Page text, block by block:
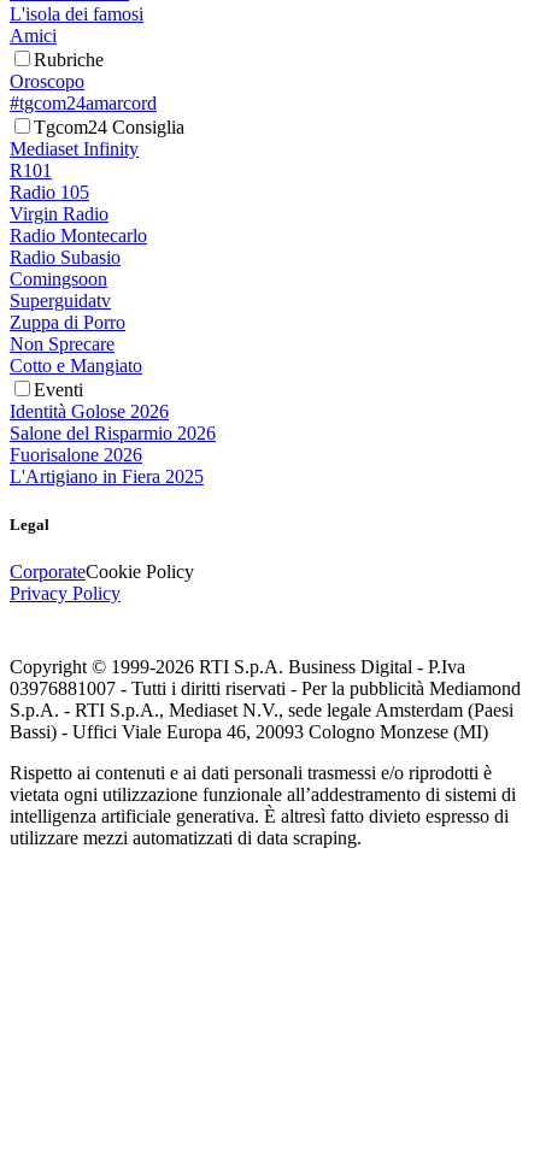
L'isola dei famosi
Amici
Rubriche
Oroscopo
#tgcom24amarcord
Tgcom24 Consiglia
Mediaset Infinity
R101
Radio 105
Virgin Radio
Radio Montecarlo
Radio Subasio
Comingsoon
Superguidatv
Zuppa di Porro
Non Sprecare
Cotto e Mangiato
Eventi
Identità Golose 2026
Salone del Risparmio 2026
Fuorisalone 2026
L'Artigiano in Fiera 2025
Legal
CorporateCookie Policy
Privacy Policy
Copyright © 1999-2026 RTI S.p.A. Business Digital - P.Iva
03976881007 - Tutti i diritti riservati - Per la pubblicità Mediamond
S.p.A. - RTI S.p.A., Mediaset N.V., sede legale Amsterdam (Paesi
Bassi) - Uffici Viale Europa 46, 20093 Cologno Monzese (MI)
Rispetto ai contenuti e ai dati personali trasmessi e/o riprodotti è
vietata ogni utilizzazione funzionale all’addestramento di sistemi di
intelligenza artificiale generativa. È altresì fatto divieto espresso di
utilizzare mezzi automatizzati di data scraping.